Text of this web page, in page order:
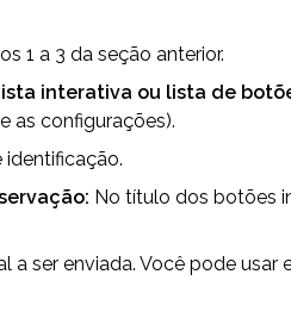
1 a 3 da seção anterior.
interativa ou lista de
as configurações).
identificação.
No título dos botões
a ser enviada. Você pode usar